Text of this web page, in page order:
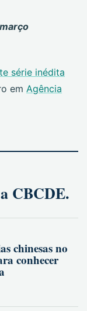
série inédita
em Agência
CBCDE.
chinesas no
conhecer